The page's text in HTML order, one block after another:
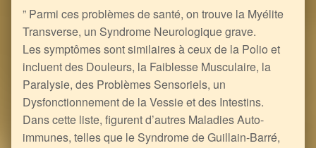
” Parmi ces problèmes de santé, on trouve la Myélite
Transverse, un Syndrome Neurologique grave.
Les symptômes sont similaires à ceux de la Polio et
incluent des Douleurs, la Faiblesse Musculaire, la
Paralysie, des Problèmes Sensoriels, un
Dysfonctionnement de la Vessie et des Intestins.
Dans cette liste, figurent d’autres Maladies Auto-
immunes, telles que le Syndrome de Guillain-Barré,